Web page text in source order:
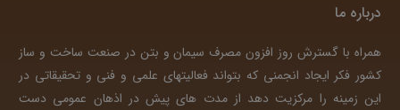
درباره ما
همراه با گسترش روز افزون مصرف سیمان و بتن در صنعت ساخت و ساز
کشور فکر ایجاد انجمنی که بتواند فعالیتهای علمی و فنی و تحقیقاتی در
این زمینه را مرکزیت دهد از مدت های پیش در اذهان عمومی دست